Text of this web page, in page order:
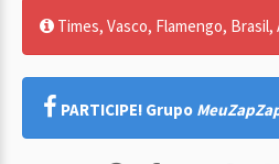
Times, Vasco, Flamengo, Brasil,
PARTICIPE! Grupo